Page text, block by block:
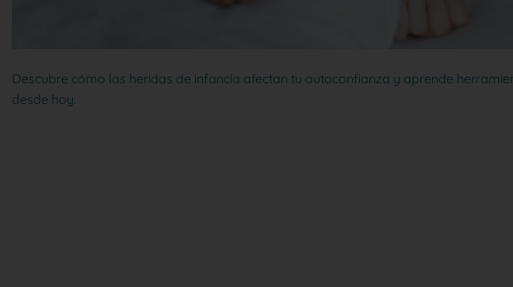
Descubre cómo las heridas de infancia afectan tu autoconfianza y aprende
desde hoy.